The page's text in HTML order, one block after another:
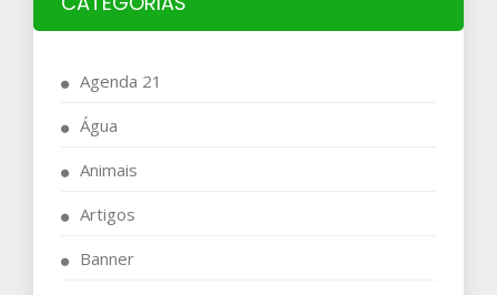
Agenda 21
Água
Animais
Artigos
Banner